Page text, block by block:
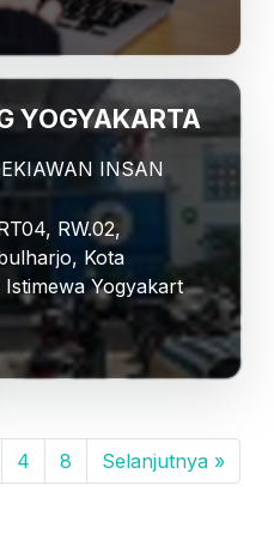
YOGYAKARTA
INSAN
RW.02,
Kota
Yogyakart
4 8 Selanjutnya »